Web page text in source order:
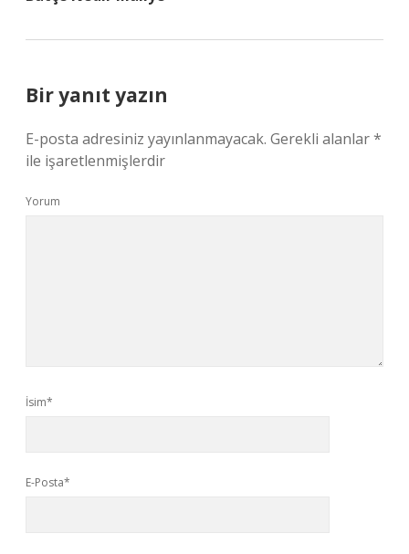
Bir yanıt yazın
E-posta adresiniz yayınlanmayacak. Gerekli alanlar*
ile işaretlenmişlerdir
Yorum
İsim*
E-Posta*